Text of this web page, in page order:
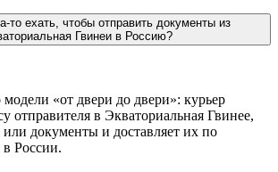
то ехать, чтобы отправить документы из
Гвинеи в Россию?
модели «от двери до двери»: курьер
отправителя в Экваториальная Гвинее,
документы и доставляет их по
в России.